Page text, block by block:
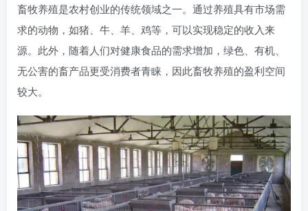
畜牧养殖是农村创业的传统领域之一。通过养殖具有市场需
求的动物，如猪、牛、羊、鸡等，可以实现稳定的收入来
源。此外，随着人们对健康食品的需求增加，绿色、有机、
无公害的畜产品更受消费者青睐，因此畜牧养殖的盈利空间
较大。